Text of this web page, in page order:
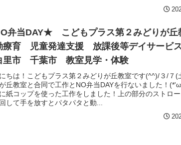
弁当DAY★ こどもプラス第２みどりが
療育 児童発達支援 放課後等デイサービ
里市 千葉市 教室見学・体験
ちは！こどもプラス第２みどりが丘教室です(^^)/３/７(
丘教室と合同で工作とNO弁当DAYを行ないました！
紙コップを使った工作をしました！上の部分のストロ
して手を放すとパタパタと動...